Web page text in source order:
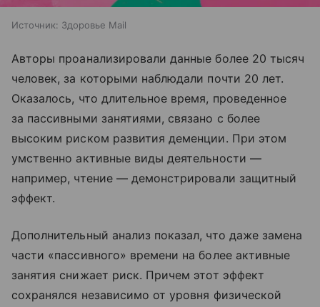
Источник: Здоровье Mail
Авторы проанализировали данные более 20 тысяч
человек, за которыми наблюдали почти 20 лет.
Оказалось, что длительное время, проведенное
за пассивными занятиями, связано с более
высоким риском развития деменции. При этом
умственно активные виды деятельности —
например, чтение — демонстрировали защитный
эффект.
Дополнительный анализ показал, что даже замена
части «пассивного» времени на более активные
занятия снижает риск. Причем этот эффект
сохранялся независимо от уровня физической